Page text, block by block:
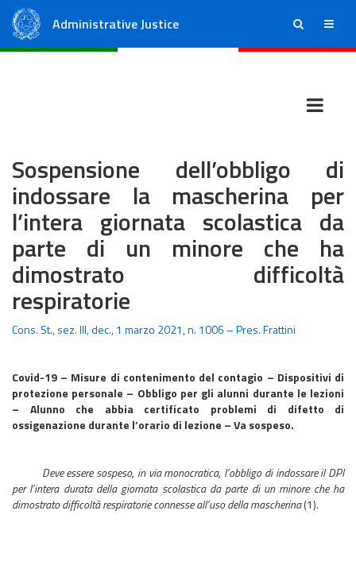
Administrative Justice ricerca menu
Sospensione dell’obbligo di
indossare la mascherina per
l’intera giornata scolastica da
parte di un minore che ha
dimostrato difficoltà
respiratorie
Cons. St., sez. III, dec., 1 marzo 2021, n. 1006 – Pres. Frattini
Covid-19 – Misure di contenimento del contagio – Dispositivi di
protezione personale – Obbligo per gli alunni durante le lezioni
– Alunno che abbia certificato problemi di difetto di
ossigenazione durante l’orario di lezione – Va sospeso.
Deve essere sospeso, in via monocratica, l’obbligo di indossare il DPI
per l’intera durata della giornata scolastica da parte di un minore che ha
dimostrato difficoltà respiratorie connesse all’uso della mascherina(1).